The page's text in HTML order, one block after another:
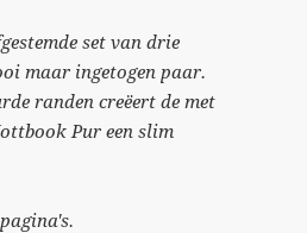
set van drie
maar ingetogen paar.
randen creëert de met
Pur een slim